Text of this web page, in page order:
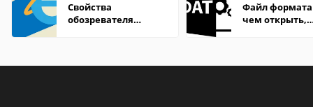
Свойства
обозревателя
Файл формата
чем открыть,